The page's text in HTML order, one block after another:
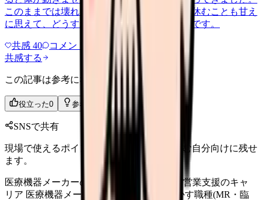
このままでは壊れてしまう気がします。でも休むことも甘え
に思えて、どうすればいいのか分からないんです。
共感 40 コメント
共感する
この記事は参考になりましたか？
役立った0 参考になった
SNSで共有
現場で使えるポイントを、同僚やあとで読む自分向けに残せ
ます。
医療機器メーカーの看護師｜MR/臨床開発/営業支援のキャ
リア 医療機器メーカーで看護師資格を活かす職種(MR・臨